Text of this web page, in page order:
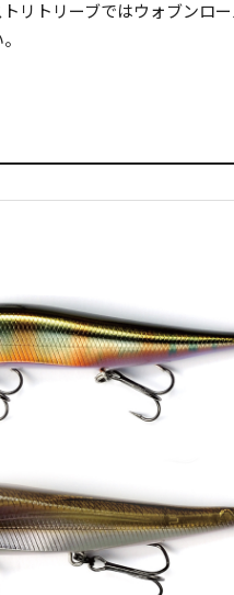
リトリーブではウォブンロ